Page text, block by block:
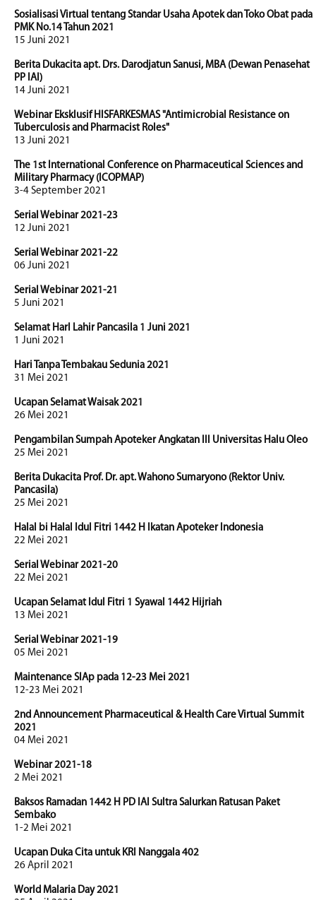
Sosialisasi Virtual tentang Standar Usaha Apotek dan Toko Obat pada
PMK No.14 Tahun 2021
15 Juni 2021
Berita Dukacita apt. Drs. Darodjatun Sanusi, MBA (Dewan Penasehat
PP IAI)
14 Juni 2021
Webinar Eksklusif HISFARKESMAS "Antimicrobial Resistance on
Tuberculosis and Pharmacist Roles"
13 Juni 2021
The 1st International Conference on Pharmaceutical Sciences and
Military Pharmacy (ICOPMAP)
3-4 September 2021
Serial Webinar 2021-23
12 Juni 2021
Serial Webinar 2021-22
06 Juni 2021
Serial Webinar 2021-21
5 Juni 2021
Selamat HarI Lahir Pancasila 1 Juni 2021
1 Juni 2021
Hari Tanpa Tembakau Sedunia 2021
31 Mei 2021
Ucapan Selamat Waisak 2021
26 Mei 2021
Pengambilan Sumpah Apoteker Angkatan III Universitas Halu Oleo
25 Mei 2021
Berita Dukacita Prof. Dr. apt. Wahono Sumaryono (Rektor Univ.
Pancasila)
25 Mei 2021
Halal bi Halal Idul Fitri 1442 H Ikatan Apoteker Indonesia
22 Mei 2021
Serial Webinar 2021-20
22 Mei 2021
Ucapan Selamat Idul Fitri 1 Syawal 1442 Hijriah
13 Mei 2021
Serial Webinar 2021-19
05 Mei 2021
Maintenance SIAp pada 12-23 Mei 2021
12-23 Mei 2021
2nd Announcement Pharmaceutical & Health Care Virtual Summit
2021
04 Mei 2021
Webinar 2021-18
2 Mei 2021
Baksos Ramadan 1442 H PD IAI Sultra Salurkan Ratusan Paket
Sembako
1-2 Mei 2021
Ucapan Duka Cita untuk KRI Nanggala 402
26 April 2021
World Malaria Day 2021